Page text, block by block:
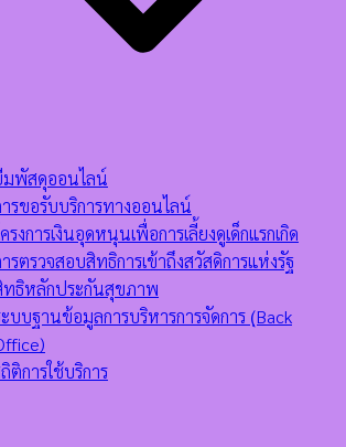
พัสดุออนไลน์
รขอรับบริการทางออนไลน์
รงการเงินอุดหนุนเพื่อการเลี้ยงดูเด็กแรกเกิด
รตรวจสอบสิทธิการเข้าถึงสวัสดิการแห่งรัฐ
ธิหลักประกันสุขภาพ
บบฐานข้อมูลการบริหารการจัดการ (ฺBack
ติการใช้บริการ